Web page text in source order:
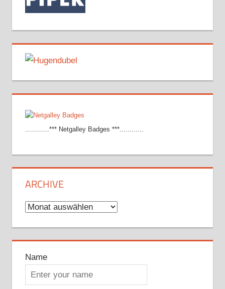
............*** Netgalley Badges ***............
ARCHIVE
Archive
Name